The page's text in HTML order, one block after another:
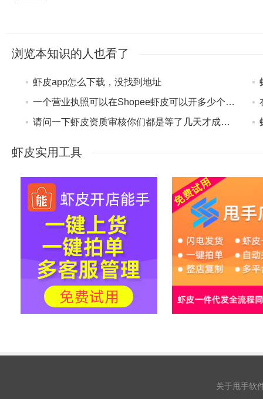
浏览本知识的人也看了
虾皮app怎么下载，没找到地址
一个营业执照可以在Shopee虾皮可以开多少个店啊
请问一下虾皮资质审核你们都是等了几天才成功注册开店的？
虾皮实用工具
关于甩手软